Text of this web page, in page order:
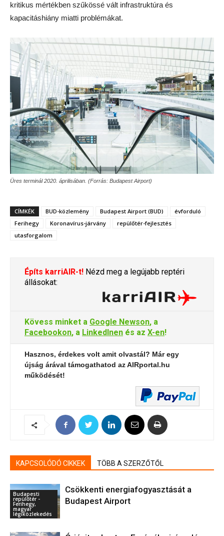
kritikus mértékben szűkössé vált infrastruktúra és
kapacitáshiány miatti problémákat.
Üres terminál 2020. áprilisában. (Forrás: Budapest Airport)
CÍMKÉK BUD-közlemény Budapest Airport (BUD)
évforduló
Ferihegy
Koronavírus-járvány
repülőtér-fejlesztés
utasforgalom
Építs karriAIR-t! Nézd meg a legújabb reptéri
állásokat:
Kövess minket a Google Newson, a
Facebookon, a LinkedInen és az X-en!
Hasznos, érdekes volt amit olvastál? Már egy
újság árával támogathatod az AIRportal.hu
működését!
KAPCSOLÓDÓ CIKKEK TÖBB A SZERZŐTŐL
Budapesti
repülőtér -
Ferihegy,
magyar
légiközlekedés
Csökkenti energiafogyasztását a
Budapest Airport